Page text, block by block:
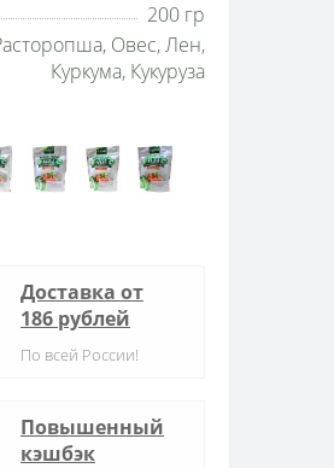
200 гр
Овес, Лен,
Куркума, Кукуруза
Доставка от
186 рублей
По всей России!
Повышенный
кэшбэк